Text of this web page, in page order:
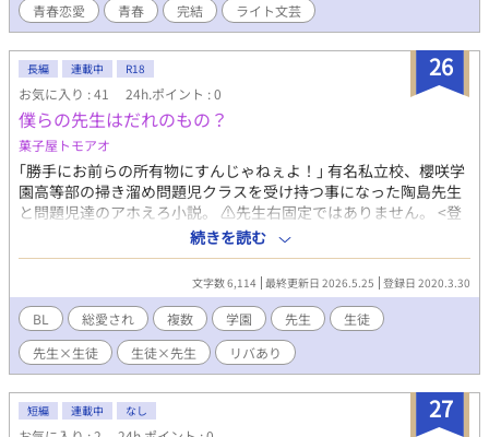
青春恋愛
青春 完結 ライト文芸
26
長編 連載中 R18
お気に入り : 41 24h.ポイント : 0
僕らの先生はだれのもの？
菓子屋トモアオ
｢勝手にお前らの所有物にすんじゃねぇよ！｣ 有名私立校、櫻咲学
園高等部の掃き溜め問題児クラスを受け持つ事になった陶島先生
と問題児達のアホえろ小説。 ⚠️先生右固定ではありません。 <登
場人物> 陶島 桃也(すえじま とうや) 27歳、2-F担任。社会科担
当。 黒髪眼鏡、万年ブラックスーツで見た目は地味。整ってはい
るが派手ではない容姿。 華蔵閣 旺華(けずかく おうか) 2-F生徒。
櫻咲学園の理事長の息子。生徒会長で学級委員長。 海外の血が混
じっているらしく全体的に色素が薄め。目鼻立ちがくっきりとし
た中性的な容姿。 畠川 玲音(はたがわ れのん) 2-F生徒。旺華の幼
馴染。 栗色の髪と丸くて大きい目が特徴的な小柄な生徒。かわい
いもの好き。 科宮 繰生(しなみや くりゅう) 2-F生徒。不登校児。
伸ばしっぱなしの髪に隠れて普段は分からないが整った顔をして
いる。姿勢が悪いが背筋伸ばせば実は高身長。 蒼深 宙(あおみ そ
続きを読む
文字数 6,114 最終更新日 2026.5.25 登録日 2020.3.30
BL 総愛され 複数 学園 先生
生徒
先生×生徒
生徒×先生 リバあり
27
短編 連載中 なし